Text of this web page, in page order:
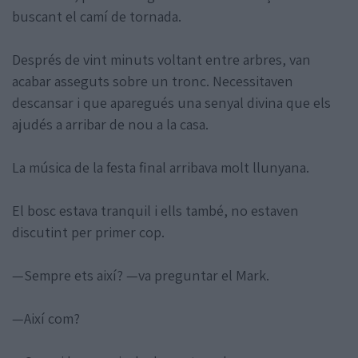
buscant el camí de tornada.
Després de vint minuts voltant entre arbres, van
acabar asseguts sobre un tronc. Necessitaven
descansar i que aparegués una senyal divina que els
ajudés a arribar de nou a la casa.
La música de la festa final arribava molt llunyana.
El bosc estava tranquil i ells també, no estaven
discutint per primer cop.
—Sempre ets així? —va preguntar el Mark.
—Així com?